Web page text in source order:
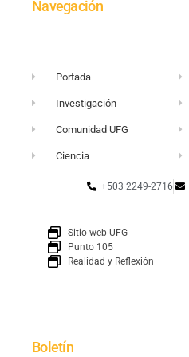
Navegación
Portada
Investigación
Comunidad UFG
Ciencia
+503 2249-2716
Sitio web UFG
Punto 105
Realidad y Reflexión
Boletín